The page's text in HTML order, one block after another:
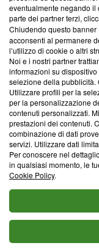
Su di noi
Team editoriale
Corporate
Redazione
Informativa Privacy
Cookie Policy
Blasting SA, IDI
Lugano (Svizzera)
© 2026 Blasting News
eventualmente negando il
parte dei partner terzi,
Chiudendo questo
acconsenti al permanere
l’utilizzo di cookie o altri
Noi e i nostri partner
informazioni su
selezione della pubblicità.
Utilizzare profili per la
per la personalizzazione
contenuti personalizzati.
prestazioni dei contenuti.
combinazione di dati
servizi. Utilizzare dati
Per conoscere nel
in qualsiasi momento, le
Cookie Policy.